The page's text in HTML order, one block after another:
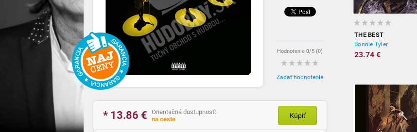
Hodnotenie 0/5 (0)
Zadať hodnotenie
* 13.86 €
Orientačná dostupnosť:
na ceste
Kúpiť
THE BEST
Bonnie Tyler
23.74 €